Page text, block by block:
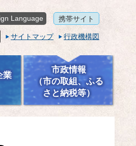
Language 携帯サイト
サイトマップ 行政機構図
業
市政情報
（市の取組、ふる
さと納税等）